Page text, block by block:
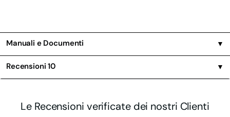
Manuali e Documenti ▼
Recensioni10 ▼
Le Recensioni verificate dei nostri Clienti